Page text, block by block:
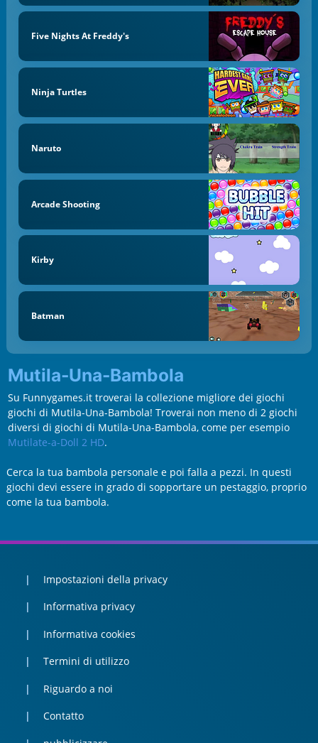
Five Nights At Freddy's
Ninja Turtles
Naruto
Arcade Shooting
Kirby
Batman
Mutila-Una-Bambola
Su Funnygames.it troverai la collezione migliore dei giochi
giochi di Mutila-Una-Bambola! Troverai non meno di 2 giochi
diversi di giochi di Mutila-Una-Bambola, come per esempio
Mutilate-a-Doll 2 HD.
Cerca la tua bambola personale e poi falla a pezzi. In questi
giochi devi essere in grado di sopportare un pestaggio, proprio
come la tua bambola.
Impostazioni della privacy
Informativa privacy
Informativa cookies
Termini di utilizzo
Riguardo a noi
Contatto